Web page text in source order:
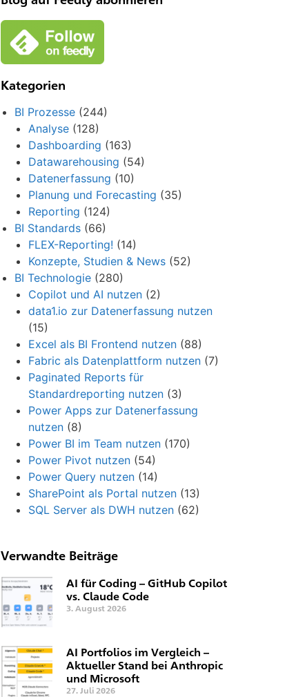
Kategorien
BI Prozesse (244)
Analyse (128)
Dashboarding (163)
Datawarehousing (54)
Datenerfassung (10)
Planung und Forecasting (35)
Reporting (124)
BI Standards (66)
FLEX-Reporting! (14)
Konzepte, Studien & News (52)
BI Technologie (280)
Copilot und AI nutzen (2)
data1.io zur Datenerfassung nutzen
(15)
Excel als BI Frontend nutzen (88)
Fabric als Datenplattform nutzen (7)
Paginated Reports für
Standardreporting nutzen (3)
Power Apps zur Datenerfassung
nutzen (8)
Power BI im Team nutzen (170)
Power Pivot nutzen (54)
Power Query nutzen (14)
SharePoint als Portal nutzen (13)
SQL Server als DWH nutzen (62)
Verwandte Beiträge
AI für Coding – GitHub Copilot
vs. Claude Code
3. August 2026
AI Portfolios im Vergleich –
Aktueller Stand bei Anthropic
und Microsoft
27. Juli 2026